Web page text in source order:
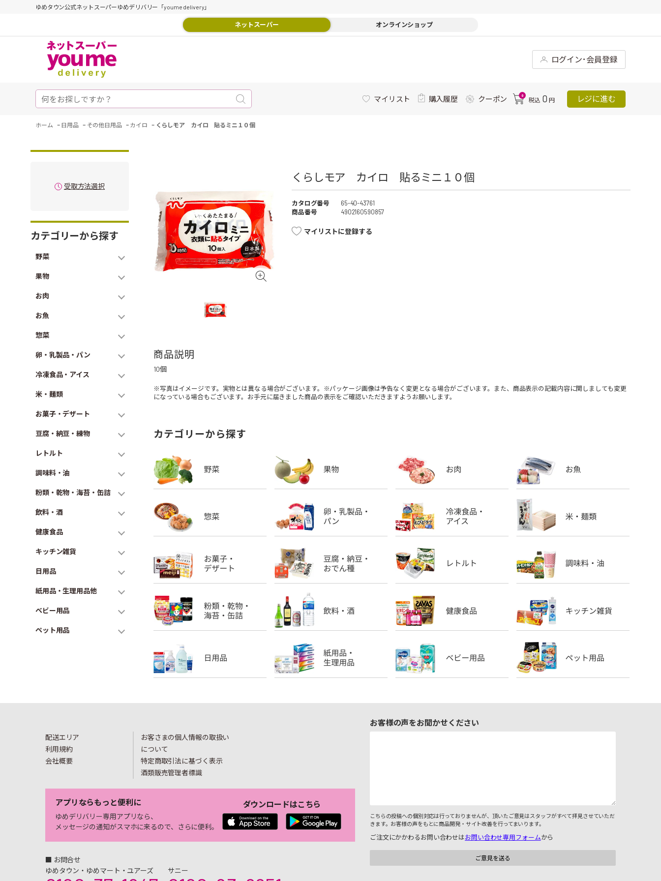
ゆめタウン公式ネットスーパーゆめデリバリー「youme delivery」
ネットスーパー オンラインショップ
ログイン･会員登録
マイリスト 購入履歴 クーポン 0
税込 0 円 レジに進む
ホーム - 日用品 - その他日用品 - カイロ - くらしモア カイロ 貼るミニ１０個
受取方法選択
カテゴリーから探す
野菜
果物
お肉
お魚
惣菜
卵・乳製品・パン
冷凍食品・アイス
米・麺類
お菓子・デザート
豆腐・納豆・練物
レトルト
調味料・油
粉類・乾物・海苔・缶詰
飲料・酒
健康食品
キッチン雑貨
日用品
紙用品・生理用品他
ベビー用品
ペット用品
くらしモア カイロ 貼るミニ１０個
カタログ番号
65-40-43761
商品番号
4902160590857
マイリストに登録する
商品説明
10個
※写真はイメージです。実物とは異なる場合がございます。※パッケージ画像は予告なく変更となる場合がございます。また、商品表示の記載内容に関しましても変更
になっている場合もございます。お手元に届きました商品の表示をご確認いただきますようお願いします。
カテゴリーから探す
配送エリア
利用規約
会社概要
お客さまの個人情報の取扱い
について
特定商取引法に基づく表示
酒類販売管理者標識
アプリならもっと便利に
ゆめデリバリー専用アプリなら、
メッセージの通知がスマホに来るので、さらに便利。
ダウンロードはこちら
■ お問合せ
ゆめタウン・ゆめマート・ユアーズ
サニー
お客様の声をお聞かせください
こちらの投稿への個別対応は行っておりませんが、頂いたご意見はスタッフがすべて拝見させていただ
きます。お客様の声をもとに商品開発・サイト改善を行ってまいります。
ご注文にかかわるお問い合わせはお問い合わせ専用フォームから